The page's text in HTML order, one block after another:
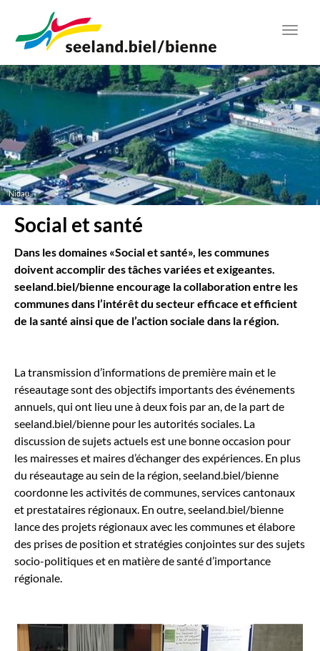
contenu
Toggle
Nidau
Social et santé
Dans les domaines «Social et santé», les communes
doivent accomplir des tâches variées et exigeantes.
seeland.biel/bienne encourage la collaboration entre les
communes dans l’intérêt du secteur efficace et efficient
de la santé ainsi que de l’action sociale dans la région.
La transmission d’informations de première main et le
réseautage sont des objectifs importants des événements
annuels, qui ont lieu une à deux fois par an, de la part de
seeland.biel/bienne pour les autorités sociales. La
discussion de sujets actuels est une bonne occasion pour
les mairesses et maires d’échanger des expériences. En plus
du réseautage au sein de la région, seeland.biel/bienne
coordonne les activités de communes, services cantonaux
et prestataires régionaux. En outre, seeland.biel/bienne
lance des projets régionaux avec les communes et élabore
des prises de position et stratégies conjointes sur des sujets
socio-politiques et en matière de santé d’importance
régionale.